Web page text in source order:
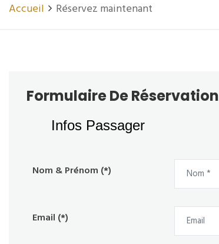
Accueil Réservez maintenant
Formulaire De Réservation
Infos Passager
Nom & Prénom (*)
Email (*)